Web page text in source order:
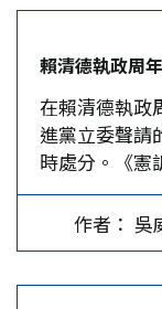
的民眾表示支
這次綠營發動
委「親中賣台
現在是把他們
隊此刻丟出的
須加大軍購、
位黨主席端
尤其，朱立倫
上，呼籲歐洲
中國大陸，就
灣最大的危機
「我利用這次
國」。較諸中
普塞牙縫，這
對抗當中，
美國「一邊倒
商機制，這意
緩和，民進黨
外，川普在評
與統一」這一
提的情況下，
談判的錙銖必
博一次，還
交，一個效果
賴清德執政周
在賴清德執政
進黨立委聲請
時處分。《憲
議人數不得低
布生效，但
聲請案，公然
作者： 吳